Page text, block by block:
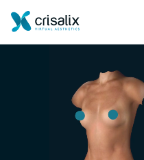
Bác sĩ phẫu thuật